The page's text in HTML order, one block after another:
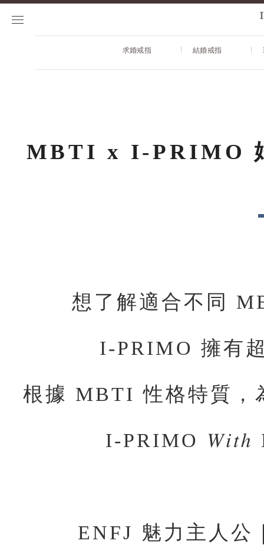
求婚戒指 結婚戒指
MBTI x I-PRIMO
想了解適合不同
I-PRIMO 擁有
根據 MBTI 性格特質，
I-PRIMO 𝑊𝑖𝑡ℎ
ENFJ 魅力主人公